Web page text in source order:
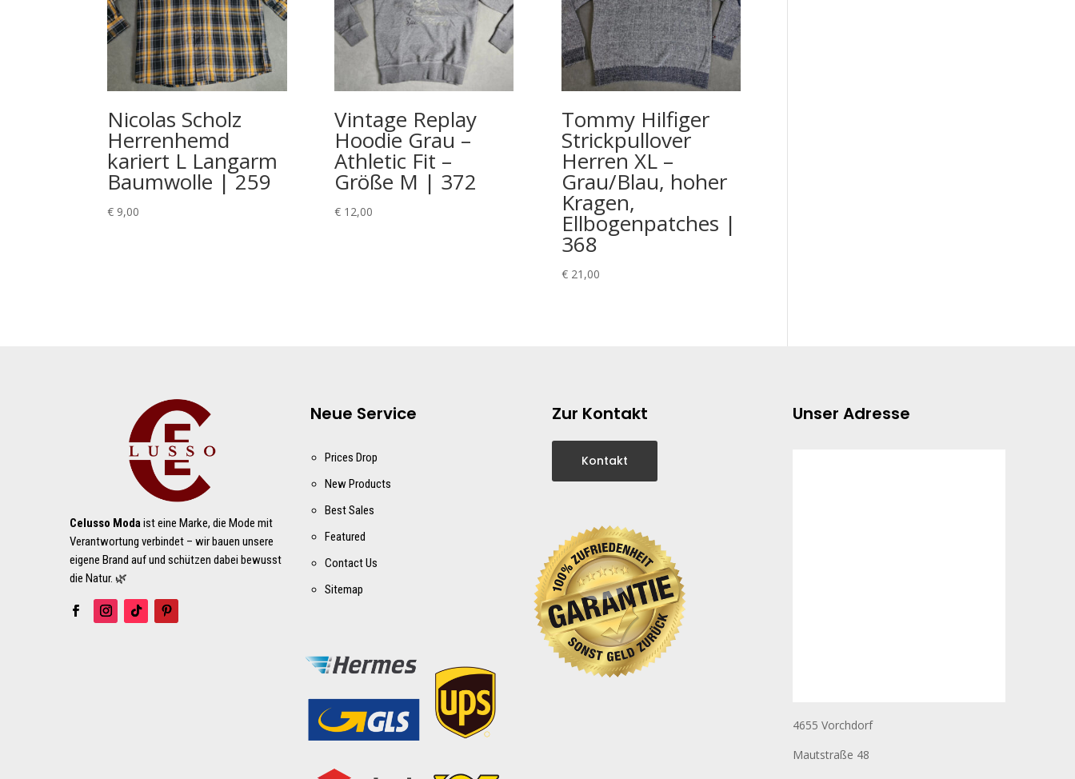
Nicolas Scholz
Herrenhemd
kariert L Langarm
Baumwolle | 259
€ 9,00
Vintage Replay
Hoodie Grau –
Athletic Fit –
Größe M | 372
€12,00
Tommy Hilfiger
Strickpullover
Herren XL –
Grau/Blau, hoher
Kragen,
Ellbogenpatches |
368
€21,00
Celusso Modaist eine Marke, die Mode mit
Verantwortung verbindet – wir bauen unsere
eigene Brand auf und schützen dabei bewusst
die Natur. 🌿
Neue Service
Prices Drop
New Products
Best Sales
Featured
Contact Us
Sitemap
Zur Kontakt
Kontakt
Unser Adresse
4655 Vorchdorf
Mautstraße 48